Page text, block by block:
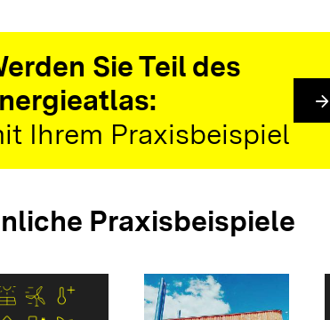
Sie Teil des
Ihrem Praxisbeispiel
arrow_forward
Praxisbeispiele